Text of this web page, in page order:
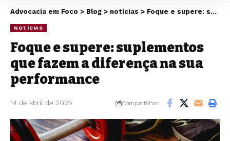
Advocacia em Foco > Blog > notícias > Foque e supere: suplementos que fazem a diferença na sua performance
NOTÍCIAS
Foque e supere: suplementos
que fazem a diferença na sua
performance
14 de abril de 2025 Compartilhar